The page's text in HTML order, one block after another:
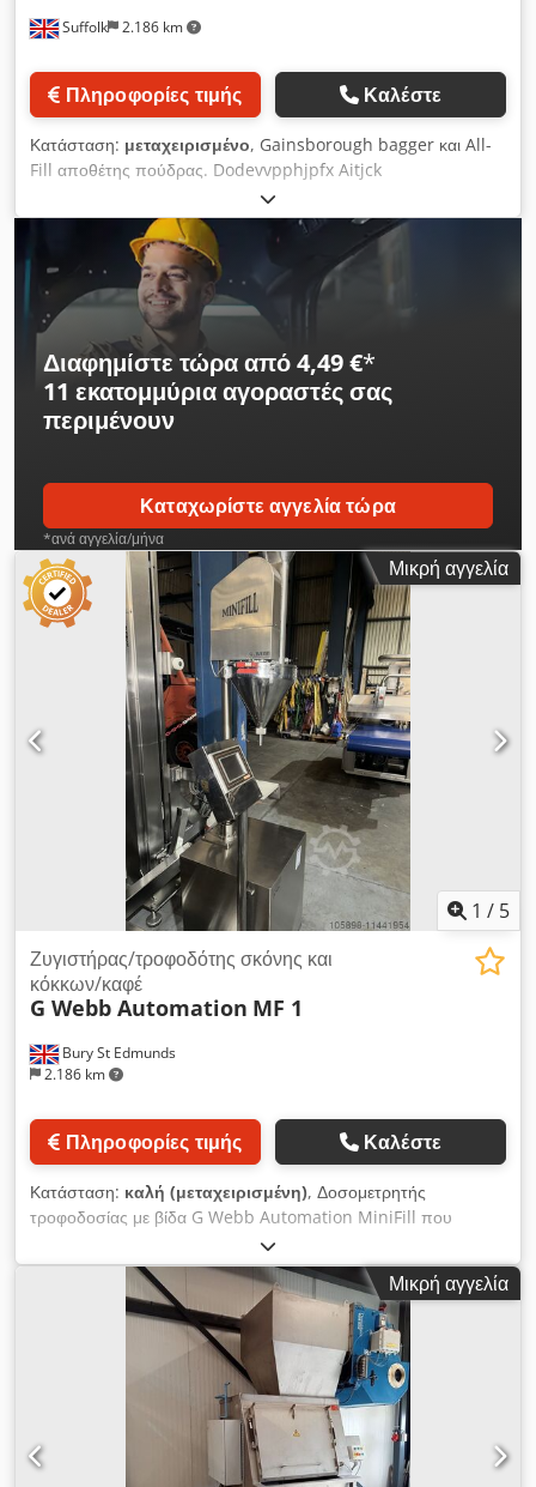
Suffolk 2.186 km
Πληροφορίες τιμής Καλέστε
Κατάσταση: μεταχειρισμένο, Gainsborough bagger και All-
Fill αποθέτης πούδρας. Dodevvpphjpfx Aitjck
Διαφημίστε τώρα από 4,49 €*
11 εκατομμύρια αγοραστέςσας
περιμένουν
Καταχωρίστε αγγελία τώρα
*ανά αγγελία/μήνα
Μικρή αγγελία
1 / 5
Bury St Edmunds
2.186 km
Ζυγιστήρας/τροφοδότης σκόνης και
κόκκων/καφέ
G Webb Automation MF 1
Πληροφορίες τιμής Καλέστε
Κατάσταση: καλή (μεταχειρισμένη), Δοσομετρητής
τροφοδοσίας με βίδα G Webb Automation MiniFill που
τροφοδοτεί την πλατφόρμα ζύγισης. Ιδανικό για τη συσκευασία
σκονών, κόκκων, καφέ κ.λπ. σε σακούλες. Dodom Sg Hcepfx
Μικρή αγγελία